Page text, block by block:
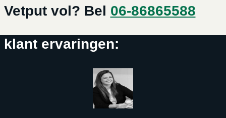
Vetput vol? Bel 06-86865588
klant ervaringen: